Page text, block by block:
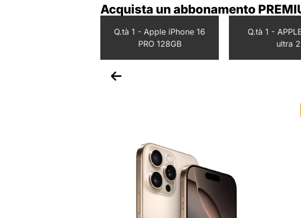
Acquista un abbonamento
Q.tà 1 - Apple iPhone 16
PRO 128GB
Q.tà 1 -
ultra 2